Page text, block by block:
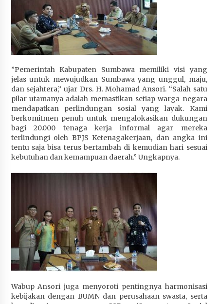
‎”Pemerintah Kabupaten Sumbawa memiliki visi yang
jelas untuk mewujudkan Sumbawa yang unggul, maju,
dan sejahtera,” ujar Drs. H. Mohamad Ansori. “Salah satu
pilar utamanya adalah memastikan setiap warga negara
mendapatkan perlindungan sosial yang layak. Kami
berkomitmen penuh untuk mengalokasikan dukungan
bagi 20.000 tenaga kerja informal agar mereka
terlindungi oleh BPJS Ketenagakerjaan, dan angka ini
tentu saja bisa terus bertambah di kemudian hari sesuai
kebutuhan dan kemampuan daerah.” Ungkapnya.
‎Wabup Ansori juga menyoroti pentingnya harmonisasi
kebijakan dengan BUMN dan perusahaan swasta, serta